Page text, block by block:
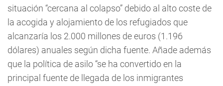
situación “cercana al colapso” debido al alto coste de
la acogida y alojamiento de los refugiados que
alcanzaría los 2.000 millones de euros (1.196
dólares) anuales según dicha fuente. Añade además
que la política de asilo “se ha convertido en la
principal fuente de llegada de los inmigrantes